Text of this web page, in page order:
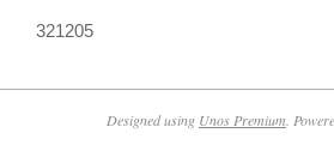
321205
Designed using Unos Premium .